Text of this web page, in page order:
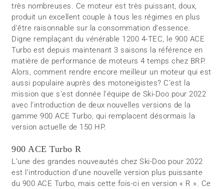
très nombreuses. Ce moteur est très puissant, doux,
produit un excellent couple à tous les régimes en plus
d’être raisonnable sur la consommation d’essence.
Digne remplaçant du vénérable 1200 4-TEC, le 900 ACE
Turbo est depuis maintenant 3 saisons la référence en
matière de performance de moteurs 4 temps chez BRP.
Alors, comment rendre encore meilleur un moteur qui est
aussi populaire auprès des motoneigistes? C’est la
mission que s’est donnée l’équipe de Ski-Doo pour 2022
avec l’introduction de deux nouvelles versions de la
gamme 900 ACE Turbo, qui remplacent désormais la
version actuelle de 150 HP.
900 ACE Turbo R
L’une des grandes nouveautés chez Ski-Doo pour 2022
est l’introduction d’une nouvelle version plus puissante
du 900 ACE Turbo, mais cette fois-ci en version « R ». Ce